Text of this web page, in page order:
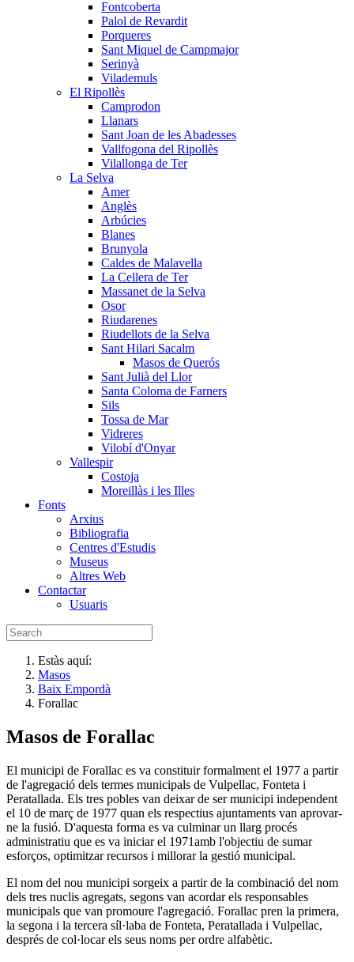
Fontcoberta
Palol de Revardit
Porqueres
Sant Miquel de Campmajor
Serinyà
Vilademuls
El Ripollès
Camprodon
Llanars
Sant Joan de les Abadesses
Vallfogona del Ripollès
Vilallonga de Ter
La Selva
Amer
Anglès
Arbúcies
Blanes
Brunyola
Caldes de Malavella
La Cellera de Ter
Massanet de la Selva
Osor
Riudarenes
Riudellots de la Selva
Sant Hilari Sacalm
Masos de Querós
Sant Julià del Llor
Santa Coloma de Farners
Sils
Tossa de Mar
Vidreres
Vilobí d'Onyar
Vallespir
Costoja
Moreillàs i les Illes
Fonts
Arxius
Bibliografia
Centres d'Estudis
Museus
Altres Web
Contactar
Usuaris
Estàs aquí:
Masos
Baix Empordà
Forallac
Masos de Forallac
El municipi de Forallac es va constituir formalment el 1977 a partir
de l'agregació dels termes municipals de Vulpellac, Fonteta i
Peratallada. Els tres pobles van deixar de ser municipi independent
el 10 de març de 1977 quan els respectius ajuntaments van aprovar-
ne la fusió. D'aquesta forma es va culminar un llarg procés
administratiu que es va iniciar el 1971amb l'objectiu de sumar
esforços, optimitzar recursos i millorar la gestió municipal.
El nom del nou municipi sorgeix a partir de la combinació del nom
dels tres nuclis agregats, segons van acordar els responsables
municipals que van promoure l'agregació. Forallac pren la primera,
la segona i la tercera sí­l·laba de Fonteta, Peratallada i Vulpellac,
després de col·locar els seus noms per ordre alfabètic.